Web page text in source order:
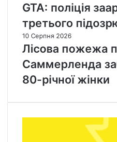
GTA: поліція
третього
10 Серпня 2026
Лісова пожежа
Саммерленда
80-річної жінки